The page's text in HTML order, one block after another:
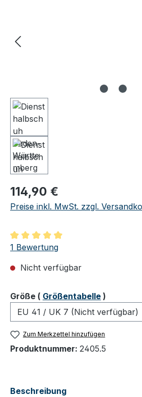
Regulärer Preis:
114,90 €
Preise inkl. MwSt. zzgl.
Durchschnittliche Bewertung von
1 Bewertung
Nicht verfügbar
Größeauswählen
( Größentabelle )
Zum Merkzettel hinzufügen
Produktnummer: 2405.5
Beschreibung